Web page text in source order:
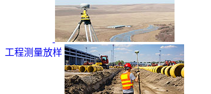
工程测量放样